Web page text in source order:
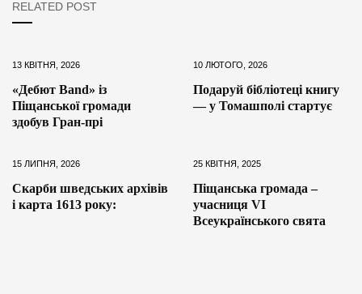
RELATED POST
13 КВІТНЯ, 2026
«Дебют Band» із
Піщанської громади
здобув Гран-прі
10 ЛЮТОГО, 2026
Подаруй бібліотеці книгу
— у Томашполі стартує
15 ЛИПНЯ, 2026
Скарби шведських архівів
і карта 1613 року:
25 КВІТНЯ, 2025
Піщанська громада –
учасниця VI
Всеукраїнського свята